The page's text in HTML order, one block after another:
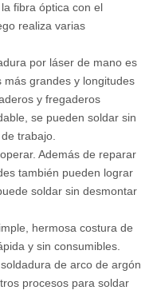
fibra óptica con el
realiza varias
por láser de mano es
más grandes y longitudes
y fregaderos
se pueden soldar sin
trabajo.
Además de reparar
también pueden lograr
soldar sin desmontar
hermosa costura de
y sin consumibles.
de arco de argón
procesos para soldar